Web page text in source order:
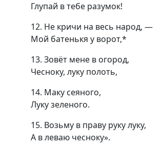
Глупай в тебе разумок!
12. Не кричи на весь народ, —
Мой батенькя у ворот,*
13. Зовёт мене в огород,
Чесноку, луку полоть,
14. Маку сеяного,
Луку зеленого.
15. Возьму в праву руку луку,
А в леваю чесноку».